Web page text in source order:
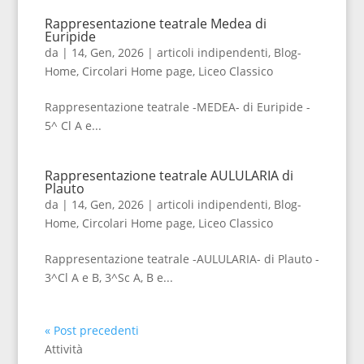
Rappresentazione teatrale Medea di
Euripide
da | 14, Gen, 2026| articoli indipendenti, Blog-
Home, Circolari Home page, Liceo Classico
Rappresentazione teatrale -MEDEA- di Euripide -
5^ Cl A e...
Rappresentazione teatrale AULULARIA di
Plauto
da | 14, Gen, 2026| articoli indipendenti, Blog-
Home, Circolari Home page, Liceo Classico
Rappresentazione teatrale -AULULARIA- di Plauto -
3^Cl A e B, 3^Sc A, B e...
« Post precedenti
Attività